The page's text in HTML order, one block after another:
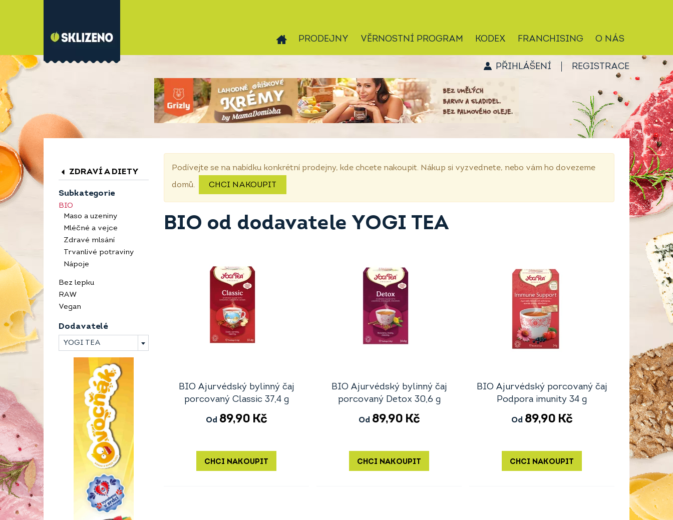
PRODEJNY VĚRNOSTNÍ PROGRAM KODEX FRANCHISING O NÁS
PŘIHLÁŠENÍ REGISTRACE
ZDRAVÍ A DIETY
Subkategorie
BIO
Maso a uzeniny
Mléčné a vejce
Zdravé mlsání
Trvanlivé potraviny
Nápoje
Bez lepku
RAW
Vegan
Dodavatelé
YOGI TEA
Podívejte se na nabídku konkrétní prodejny, kde chcete nakoupit. Nákup si vyzvednete, nebo vám ho dovezeme
domů. CHCI NAKOUPIT
BIO od dodavatele YOGI TEA
BIO Ajurvédský bylinný čaj
porcovaný Classic 37,4 g
Od 89,90 Kč
CHCI NAKOUPIT
BIO Ajurvédský bylinný čaj
porcovaný Detox 30,6 g
Od 89,90 Kč
CHCI NAKOUPIT
BIO Ajurvédský porcovaný čaj
Podpora imunity 34 g
Od 89,90 Kč
CHCI NAKOUPIT